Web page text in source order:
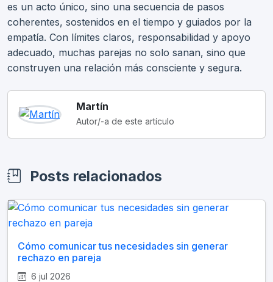
es un acto único, sino una secuencia de pasos
coherentes, sostenidos en el tiempo y guiados por la
empatía. Con límites claros, responsabilidad y apoyo
adecuado, muchas parejas no solo sanan, sino que
construyen una relación más consciente y segura.
Martín
Autor/-a de este artículo
Posts relacionados
Cómo comunicar tus necesidades sin generar
rechazo en pareja
6 jul 2026